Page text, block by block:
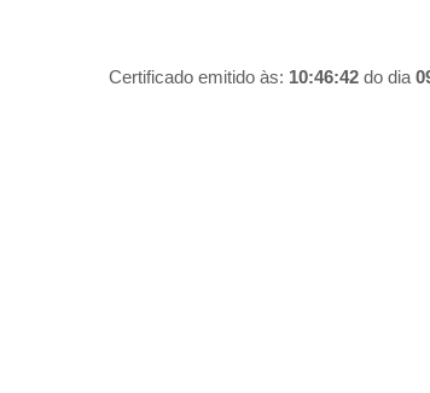
Certificado emitido às: 10:46:42 do dia